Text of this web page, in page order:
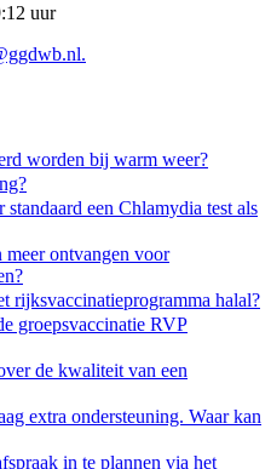
uur
worden bij warm weer?
een Chlamydia test als
ontvangen voor
rijksvaccinatieprogramma halal?
groepsvaccinatie RVP
de kwaliteit van een
extra ondersteuning. Waar kan
in te plannen via het